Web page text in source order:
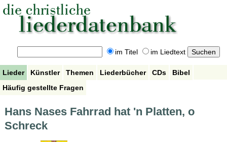
im Titel im Liedtext
Lieder Künstler Themen Liederbücher CDs
Bibel
Häufig gestellte Fragen
Hans Nases Fahrrad hat 'n Platten, o
Schreck